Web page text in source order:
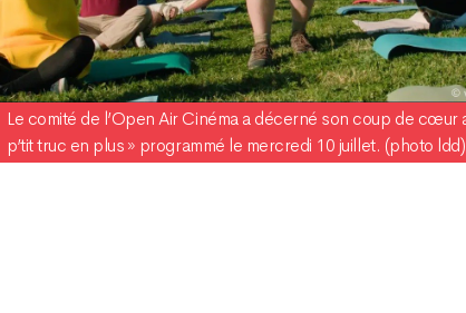
Le comité de l’Open Air Cinéma a décerné son coup de cœur
p’tit truc en plus » programmé le mercredi 10 juillet. (photo ldd)